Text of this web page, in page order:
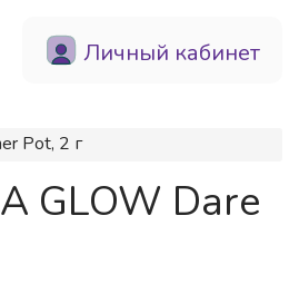
Личный кабинет
Pot, 2 г
GLOW Dare